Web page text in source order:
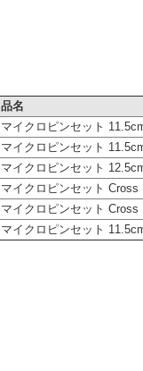
品名
マイクロピンセット
マイクロピンセット
マイクロピンセット
マイクロピンセット Cross
マイクロピンセット
マイクロピンセット